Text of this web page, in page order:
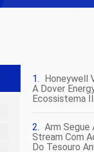
Honeywell
A Dover
Ecossistema
Arm Segue
Stream Com
Do Tesouro